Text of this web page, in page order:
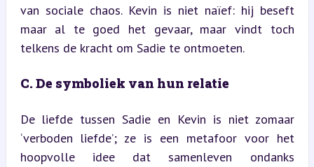
van sociale chaos. Kevin is niet naïef: hij beseft
maar al te goed het gevaar, maar vindt toch
telkens de kracht om Sadie te ontmoeten.
C. De symboliek van hun relatie
De liefde tussen Sadie en Kevin is niet zomaar
‘verboden liefde’; ze is een metafoor voor het
hoopvolle idee dat samenleven ondanks